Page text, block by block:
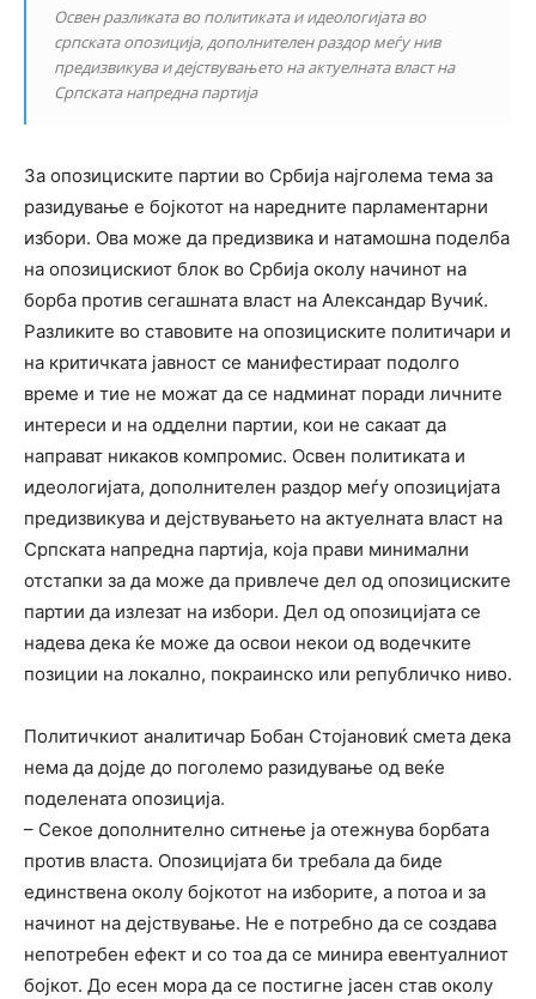
Освен разликата во политиката и идеологијата во
српската опозиција, дополнителен раздор меѓу нив
предизвикува и дејствувањето на актуелната власт на
Српската напредна партија
За опозициските партии во Србија најголема тема за
разидување е бојкотот на наредните парламентарни
избори. Ова може да предизвика и натамошна поделба
на опозицискиот блок во Србија околу начинот на
борба против сегашната власт на Александар Вучиќ.
Разликите во ставовите на опозициските политичари и
на критичката јавност се манифестираат подолго
време и тие не можат да се надминат поради личните
интереси и на одделни партии, кои не сакаат да
направат никаков компромис. Освен политиката и
идеологијата, дополнителен раздор меѓу опозицијата
предизвикува и дејствувањето на актуелната власт на
Српската напредна партија, која прави минимални
отстапки за да може да привлече дел од опозициските
партии да излезат на избори. Дел од опозицијата се
надева дека ќе може да освои некои од водечките
позиции на локално, покраинско или републичко ниво.
Политичкиот аналитичар Бобан Стојановиќ смета дека
нема да дојде до поголемо разидување од веќе
поделената опозиција.
– Секое дополнително ситнење ја отежнува борбата
против власта. Опозицијата би требала да биде
единствена околу бојкотот на изборите, а потоа и за
начинот на дејствување. Не е потребно да се создава
непотребен ефект и со тоа да се минира евентуалниот
бојкот. До есен мора да се постигне јасен став околу